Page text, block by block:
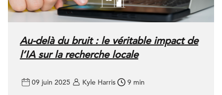
Au-delà du bruit : le véritable impact de
l’IA sur la recherche locale
09 juin 2025 Kyle Harris 9 min